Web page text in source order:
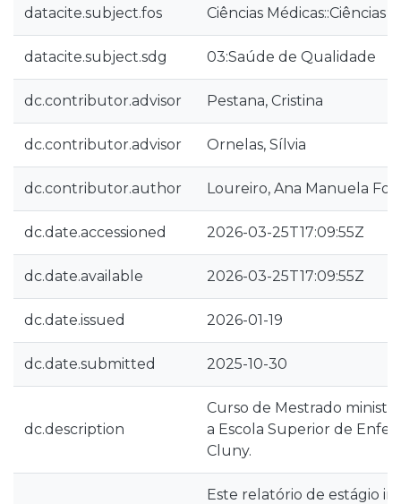
datacite.subject.fos Ciências Médicas::Ciências
datacite.subject.sdg 03:Saúde de Qualidade
dc.contributor.advisor Pestana, Cristina
dc.contributor.advisor Ornelas, Sílvia
dc.contributor.author Loureiro, Ana Manuela
dc.date.accessioned 2026-03-25T17:09:55Z
dc.date.available 2026-03-25T17:09:55Z
dc.date.issued 2026-01-19
dc.date.submitted 2025-10-30
dc.description
Curso de Mestrado
a Escola Superior de
Cluny.
Este relatório de estágio